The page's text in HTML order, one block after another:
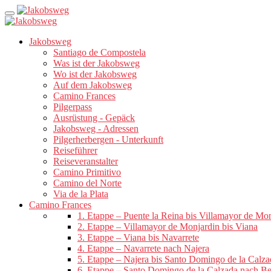
Jakobsweg
Santiago de Compostela
Was ist der Jakobsweg
Wo ist der Jakobsweg
Auf dem Jakobsweg
Camino Frances
Pilgerpass
Ausrüstung - Gepäck
Jakobsweg - Adressen
Pilgerherbergen - Unterkunft
Reiseführer
Reiseveranstalter
Camino Primitivo
Camino del Norte
Via de la Plata
Camino Frances
1. Etappe – Puente la Reina bis Villamayor de
2. Etappe – Villamayor de Monjardin bis Viana
3. Etappe – Viana bis Navarrete
4. Etappe – Navarrete nach Najera
5. Etappe – Najera bis Santo Domingo de la